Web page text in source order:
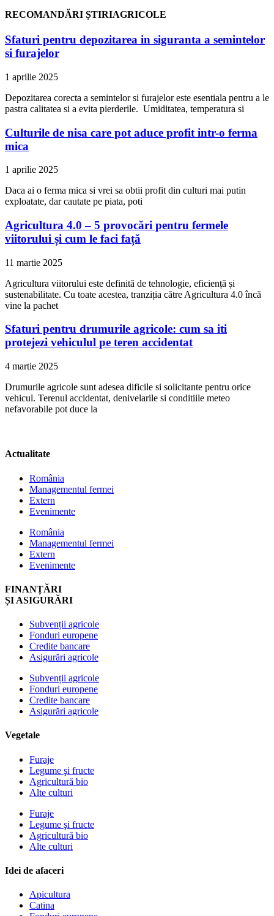
RECOMANDĂRI ȘTIRIAGRICOLE
Sfaturi pentru depozitarea in siguranta a semintelor
si furajelor
1 aprilie 2025
Depozitarea corecta a semintelor si furajelor este esentiala pentru a le
pastra calitatea si a evita pierderile. Umiditatea, temperatura si
Culturile de nisa care pot aduce profit intr-o ferma
mica
1 aprilie 2025
Daca ai o ferma mica si vrei sa obtii profit din culturi mai putin
exploatate, dar cautate pe piata, poti
Agricultura 4.0 – 5 provocări pentru fermele
viitorului și cum le faci față
11 martie 2025
Agricultura viitorului este definită de tehnologie, eficiență și
sustenabilitate. Cu toate acestea, tranziția către Agricultura 4.0 încă
vine la pachet
Sfaturi pentru drumurile agricole: cum sa iti
protejezi vehiculul pe teren accidentat
4 martie 2025
Drumurile agricole sunt adesea dificile si solicitante pentru orice
vehicul. Terenul accidentat, denivelarile si conditiile meteo
nefavorabile pot duce la
Actualitate
România
Managementul fermei
Extern
Evenimente
România
Managementul fermei
Extern
Evenimente
FINANȚĂRI
ȘI ASIGURĂRI
Subvenții agricole
Fonduri europene
Credite bancare
Asigurări agricole
Subvenții agricole
Fonduri europene
Credite bancare
Asigurări agricole
Vegetale
Furaje
Legume şi fructe
Agricultură bio
Alte culturi
Furaje
Legume şi fructe
Agricultură bio
Alte culturi
Idei de afaceri
Apicultura
Catina